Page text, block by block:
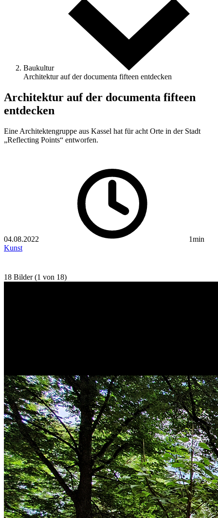
Baukultur
Architektur auf der documenta fifteen entdecken
Architektur auf der documenta fifteen
entdecken
Eine Architektengruppe aus Kassel hat für acht Orte in der Stadt
„Reflecting Points“ entworfen.
04.08.2022
1min
Kunst
18 Bilder (1 von 18)